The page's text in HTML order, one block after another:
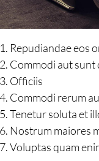
Repudiandae eos
Commodi aut sunt
Officiis
Commodi rerum
Tenetur soluta et
Nostrum maiores
Voluptas quam